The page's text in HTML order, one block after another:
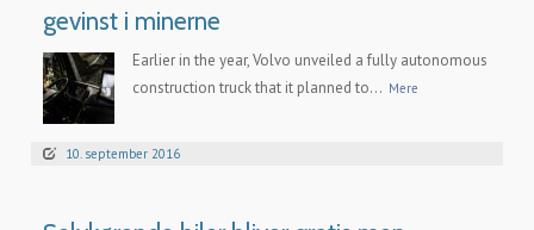
gevinst i minerne
Earlier in the year, Volvo unveiled a fully autonomous
construction truck that it planned to... Mere
10. september 2016